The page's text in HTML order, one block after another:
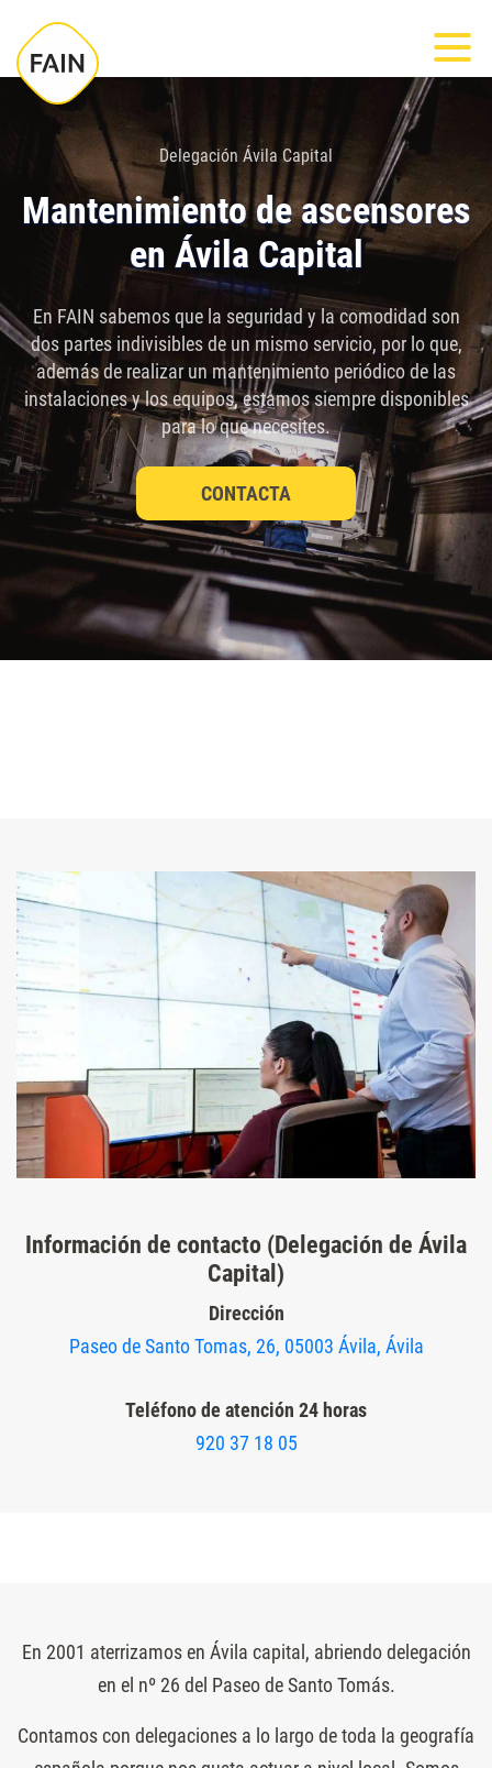
este
sitio
sistema
Delegación Ávila Capital
Mantenimiento de ascensores
en Ávila Capital
En FAIN sabemos que la seguridad y la comodidad son
dos partes indivisibles de un mismo servicio, por lo que,
además de realizar un mantenimiento periódico de las
instalaciones y los equipos, estamos siempre disponibles
para lo que necesites.
CONTACTA
Información de contacto (Delegación de Ávila
Capital)
Dirección
Paseo de Santo Tomas, 26, 05003 Ávila, Ávila
Teléfono de atención 24 horas
920 37 18 05
En 2001 aterrizamos en Ávila capital, abriendo delegación
en el nº 26 del Paseo de Santo Tomás.
Contamos con delegaciones a lo largo de toda la geografía